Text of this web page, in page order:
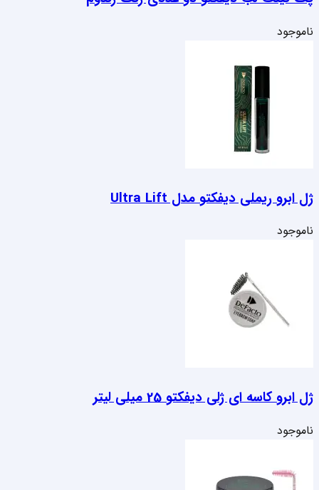
ناموجود
ژل ابرو ریملی دیفکتو مدل Ultra Lift
ناموجود
ژل ابرو کاسه ای ژلی دیفکتو 25 میلی لیتر
ناموجود